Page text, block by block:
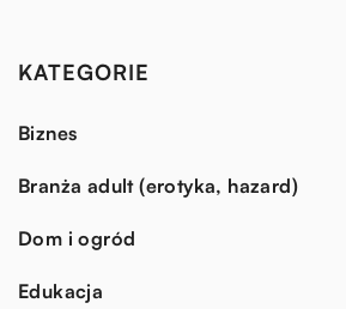
KATEGORIE
Biznes
Branża adult (erotyka, hazard)
Dom i ogród
Edukacja